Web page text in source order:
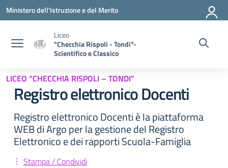
Vai ai contenuti
Vai al menu di navigazione
Vai al footer
Ministero dell'Istruzione e del Merito
Liceo
"Checchia Rispoli - Tondi"-
Scientifico e Classico
LICEO “CHECCHIA RISPOLI – TONDI”
Registro elettronico Docenti
Registro elettronico Docenti è la piattaforma
WEB di Argo per la gestione del Registro
Elettronico e dei rapporti Scuola-Famiglia
Stampa / Condividi